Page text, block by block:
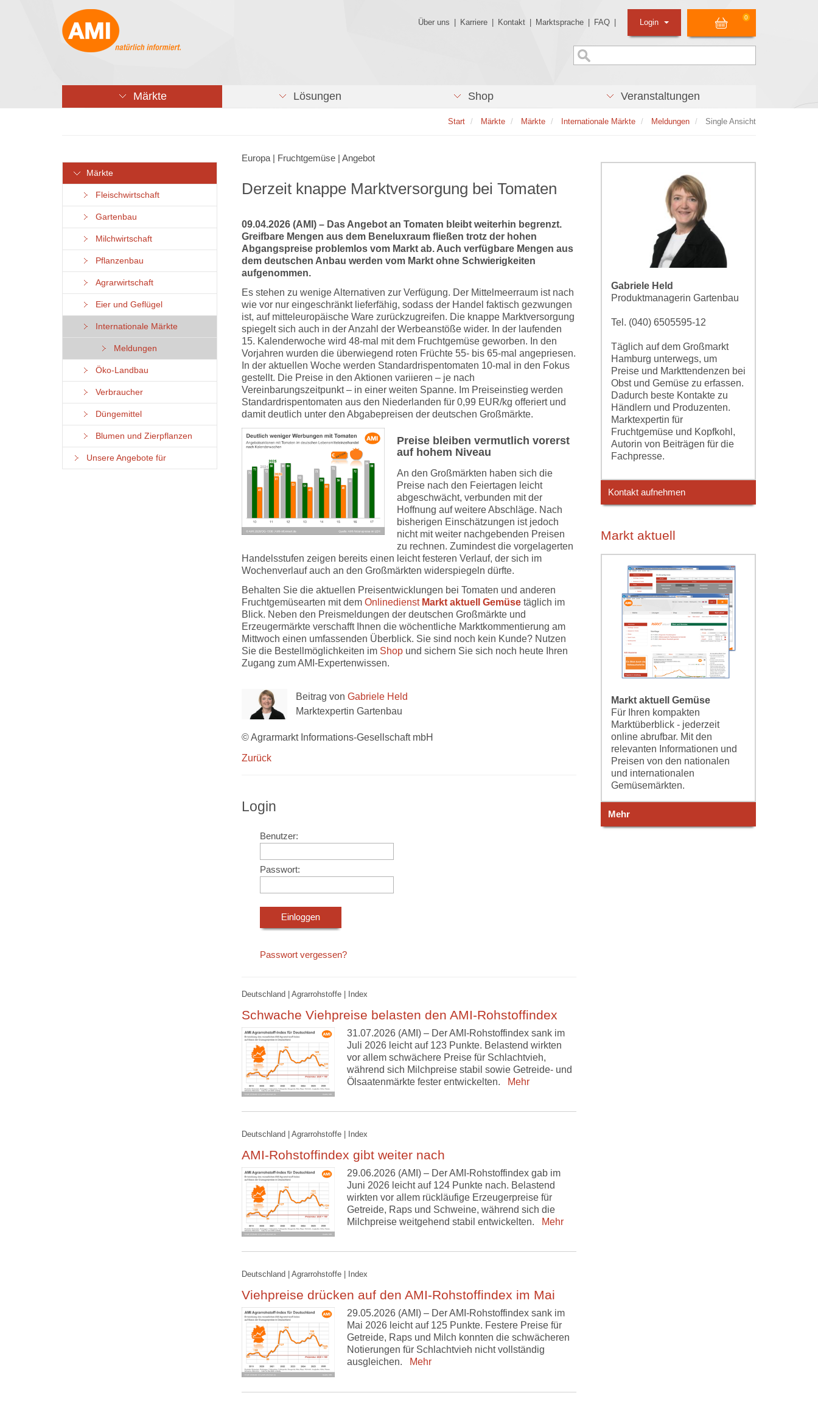
Über uns Karriere Kontakt Marktsprache FAQ
0
Login
Märkte Lösungen Shop Veranstaltungen
Start Märkte Märkte Internationale Märkte Meldungen Single Ansicht
Märkte
Fleischwirtschaft
Gartenbau
Milchwirtschaft
Pflanzenbau
Agrarwirtschaft
Eier und Geflügel
Internationale Märkte
Meldungen
Öko-Landbau
Verbraucher
Düngemittel
Blumen und Zierpflanzen
Unsere Angebote für
Europa | Fruchtgemüse | Angebot
Derzeit knappe Marktversorgung bei Tomaten
09.04.2026 (AMI) – Das Angebot an Tomaten bleibt weiterhin begrenzt.
Greifbare Mengen aus dem Beneluxraum fließen trotz der hohen
Abgangspreise problemlos vom Markt ab. Auch verfügbare Mengen aus
dem deutschen Anbau werden vom Markt ohne Schwierigkeiten
aufgenommen.
Es stehen zu wenige Alternativen zur Verfügung. Der Mittelmeerraum ist nach
wie vor nur eingeschränkt lieferfähig, sodass der Handel faktisch gezwungen
ist, auf mitteleuropäische Ware zurückzugreifen. Die knappe Marktversorgung
spiegelt sich auch in der Anzahl der Werbeanstöße wider. In der laufenden
15. Kalenderwoche wird 48-mal mit dem Fruchtgemüse geworben. In den
Vorjahren wurden die überwiegend roten Früchte 55- bis 65-mal angepriesen.
In der aktuellen Woche werden Standardrispentomaten 10-mal in den Fokus
gestellt. Die Preise in den Aktionen variieren – je nach
Vereinbarungszeitpunkt – in einer weiten Spanne. Im Preiseinstieg werden
Standardrispentomaten aus den Niederlanden für 0,99 EUR/kg offeriert und
damit deutlich unter den Abgabepreisen der deutschen Großmärkte.
Preise bleiben vermutlich vorerst
auf hohem Niveau
An den Großmärkten haben sich die
Preise nach den Feiertagen leicht
abgeschwächt, verbunden mit der
Hoffnung auf weitere Abschläge. Nach
bisherigen Einschätzungen ist jedoch
nicht mit weiter nachgebenden Preisen
zu rechnen. Zumindest die vorgelagerten
Handelsstufen zeigen bereits einen leicht festeren Verlauf, der sich im
Wochenverlauf auch an den Großmärkten widerspiegeln dürfte.
Behalten Sie die aktuellen Preisentwicklungen bei Tomaten und anderen
Fruchtgemüsearten mit dem Onlinedienst Markt aktuell Gemüse täglich im
Blick. Neben den Preismeldungen der deutschen Großmärkte und
Erzeugermärkte verschafft Ihnen die wöchentliche Marktkommentierung am
Mittwoch einen umfassenden Überblick. Sie sind noch kein Kunde? Nutzen
Sie die Bestellmöglichkeiten im Shop und sichern Sie sich noch heute Ihren
Zugang zum AMI-Expertenwissen.
Beitrag von Gabriele Held
Marktexpertin Gartenbau
© Agrarmarkt Informations-Gesellschaft mbH
Zurück
Login
Benutzer:
Passwort:
Passwort vergessen?
Deutschland | Agrarrohstoffe | Index
Schwache Viehpreise belasten den AMI-Rohstoffindex
31.07.2026 (AMI) – Der AMI-Rohstoffindex sank im
Juli 2026 leicht auf 123 Punkte. Belastend wirkten
vor allem schwächere Preise für Schlachtvieh,
während sich Milchpreise stabil sowie Getreide- und
Ölsaatenmärkte fester entwickelten.
Mehr
Deutschland | Agrarrohstoffe | Index
AMI-Rohstoffindex gibt weiter nach
29.06.2026 (AMI) – Der AMI-Rohstoffindex gab im
Juni 2026 leicht auf 124 Punkte nach. Belastend
wirkten vor allem rückläufige Erzeugerpreise für
Getreide, Raps und Schweine, während sich die
Milchpreise weitgehend stabil entwickelten.
Mehr
Deutschland | Agrarrohstoffe | Index
Viehpreise drücken auf den AMI-Rohstoffindex im Mai
29.05.2026 (AMI) – Der AMI-Rohstoffindex sank im
Mai 2026 leicht auf 125 Punkte. Festere Preise für
Getreide, Raps und Milch konnten die schwächeren
Notierungen für Schlachtvieh nicht vollständig
ausgleichen.
Mehr
Gabriele Held
Produktmanagerin Gartenbau
Tel. (040) 6505595-12
Täglich auf dem Großmarkt
Hamburg unterwegs, um
Preise und Markttendenzen bei
Obst und Gemüse zu erfassen.
Dadurch beste Kontakte zu
Händlern und Produzenten.
Marktexpertin für
Fruchtgemüse und Kopfkohl,
Autorin von Beiträgen für die
Fachpresse.
Kontakt aufnehmen
Markt aktuell
Markt aktuell Gemüse
Für Ihren kompakten
Marktüberblick - jederzeit
online abrufbar. Mit den
relevanten Informationen und
Preisen von den nationalen
und internationalen
Gemüsemärkten.
Mehr